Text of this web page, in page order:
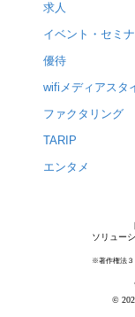
求人
イベント・セミ
優待
wifiメディアスタ
ファクタリング
TARIP
エンタメ
ソリュー
※著作権法３
©